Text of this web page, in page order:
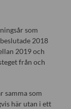
som
2018
2019 och
från och
samma som
här utan i ett